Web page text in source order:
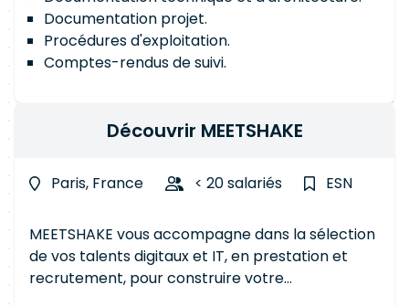
Documentation projet.
Procédures d'exploitation.
Comptes-rendus de suivi.
Découvrir MEETSHAKE
Paris, France < 20 salariés ESN
MEETSHAKE vous accompagne dans la sélection
de vos talents digitaux et IT, en prestation et
recrutement, pour construire votre